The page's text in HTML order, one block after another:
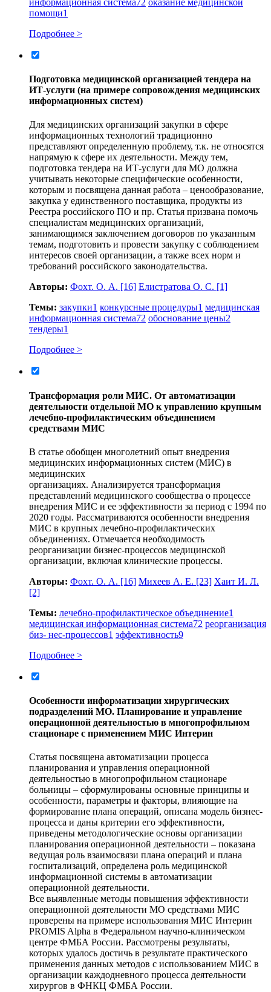
помощи1
Подробнее >
Подготовка медицинской организацией тендера на
ИТ‑услуги (на примере сопровождения медицинских
информационных систем)
Для медицинских организаций закупки в сфере
информационных технологий традиционно
представляют определенную проблему, т.к. не относятся
напрямую к сфере их деятельности. Между тем,
подготовка тендера на ИТ‑услуги для МО должна
учитывать некоторые специфические особенности,
которым и посвящена данная работа – ценообразование,
закупка у единственного поставщика, продукты из
Реестра российского ПО и пр. Статья призвана помочь
специалистам медицинских организаций,
занимающимся заключением договоров по указанным
темам, подготовить и провести закупку с соблюдением
интересов своей организации, а также всех норм и
требований российского законодательства.
Авторы: Фохт. О. А. [16] Елистратова О. С. [1]
Темы: закупки1 конкурсные процедуры1 медицинская
информационная система72 обоснование цены2
тендеры1
Подробнее >
Трансформация роли МИС. От автоматизации
деятельности отдельной МО к управлению крупным
лечебно-профилактическим объединением
средствами МИС
В статье обобщен многолетний опыт внедрения
медицинских информационных систем (МИС) в
медицинских
организациях. Анализируется трансформация
представлений медицинского сообщества о процессе
внедрения МИС и ее эффективности за период с 1994 по
2020 годы. Рассматриваются особенности внедрения
МИС в крупных лечебно-профилактических
объединениях. Отмечается необходимость
реорганизации бизнес-процессов медицинской
организации, включая клинические процессы.
Авторы: Фохт. О. А. [16] Михеев А. Е. [23] Хаит И. Л.
[2]
Темы: лечебно-профилактическое объединение1
медицинская информационная система72 реорганизация
биз- нес-процессов1 эффективность9
Подробнее >
Особенности информатизации хирургических
подразделений МО. Планирование и управление
операционной деятельностью в многопрофильном
стационаре с применением МИС Интерин
Статья посвящена автоматизации процесса
планирования и управления операционной
деятельностью в многопрофильном стационаре
больницы – сформулированы основные принципы и
особенности, параметры и факторы, влияющие на
формирование плана операций, описана модель бизнес-
процесса и даны критерии его эффективности,
приведены методологические основы организации
планирования операционной деятельности – показана
ведущая роль взаимосвязи плана операций и плана
госпитализаций, определена роль медицинской
информационной системы в автоматизации
операционной деятельности.
Все выявленные методы повышения эффективности
операционной деятельности МО средствами МИС
проверены на примере использования МИС Интерин
PROMIS Alpha в Федеральном научно-клиническом
центре ФМБА России. Рассмотрены результаты,
которых удалось достичь в результате практического
применения данных методов с использованием МИС в
организации каждодневного процесса деятельности
хирургов в ФНКЦ ФМБА России.